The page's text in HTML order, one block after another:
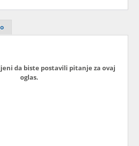
da biste postavili pitanje za ovaj
oglas.